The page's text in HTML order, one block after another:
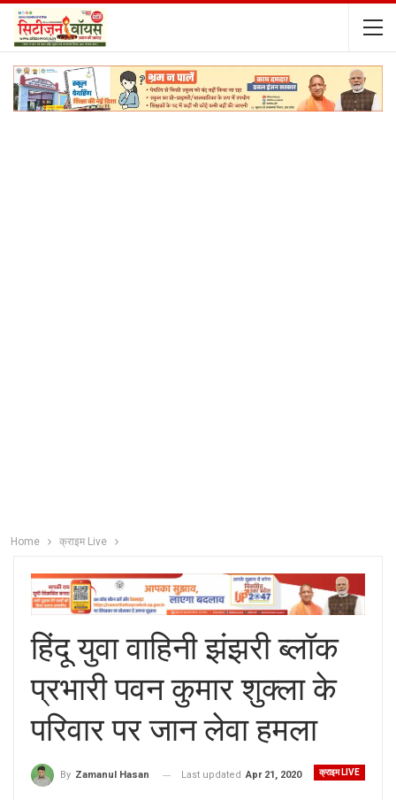
Home क्राइम Live
हिंदू युवा वाहिनी झंझरी ब्लॉक
प्रभारी पवन कुमार शुक्ला के
परिवार पर जान लेवा हमला
क्राइम LIVE
By Zamanul Hasan Last updated Apr 21, 2020